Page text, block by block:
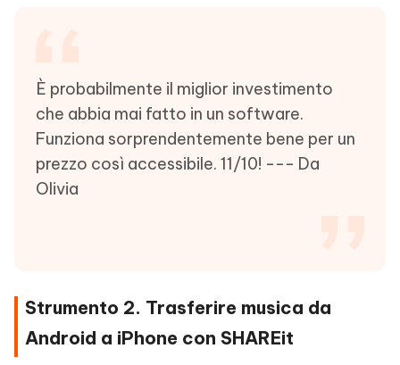
È probabilmente il miglior investimento
che abbia mai fatto in un software.
Funziona sorprendentemente bene per un
prezzo così accessibile. 11/10! --- Da
Olivia
Strumento 2. Trasferire musica da
Android a iPhone con SHAREit